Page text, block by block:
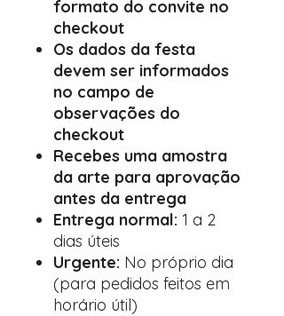
formato do convite no
checkout
Os dados da festa
devem ser informados
no campo de
observações do
checkout
Recebes uma amostra
da arte para aprovação
antes da entrega
Entrega normal: 1 a 2
dias úteis
Urgente: No próprio dia
(para pedidos feitos em
horário útil)